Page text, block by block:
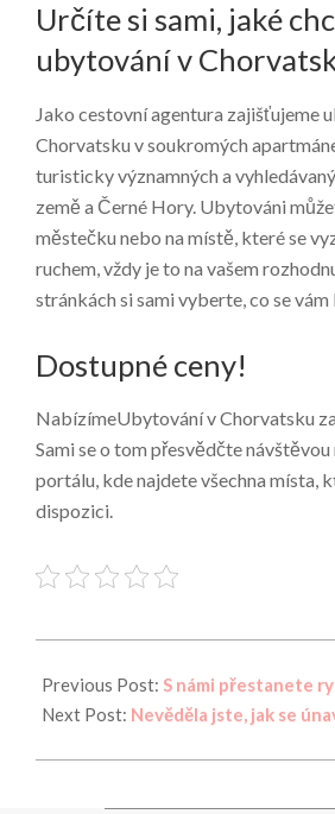
Určíte si sami, jaké
ubytování v
Jako cestovní agentura zajišťujeme
Chorvatsku v soukromých
turisticky významných a
země a Černé Hory. Ubytováni
městečku nebo na místě, které se
ruchem, vždy je to na vašem
stránkách si sami vyberte, co se vám
Dostupné ceny!
NabízímeUbytování v Chorvatsku
Sami se o tom přesvědčte
portálu, kde najdete všechna místa,
dispozici.
03-
05
Previous Post: S námi přestanete
Next Post: Nevěděla jste, jak se